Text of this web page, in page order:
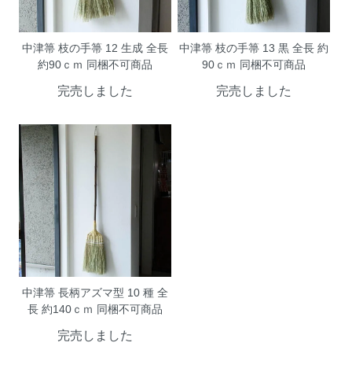
中津箒 枝の手箒 12 生成 全長
約90ｃｍ 同梱不可商品
完売しました
中津箒 枝の手箒 13 黒 全長 約
90ｃｍ 同梱不可商品
完売しました
中津箒 長柄アズマ型 10 種 全
長 約140ｃｍ 同梱不可商品
完売しました